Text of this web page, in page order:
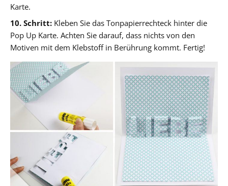
Karte.
10. Schritt: Kleben Sie das Tonpapierrechteck hinter die
Pop Up Karte. Achten Sie darauf, dass nichts von den
Motiven mit dem Klebstoff in Berührung kommt. Fertig!